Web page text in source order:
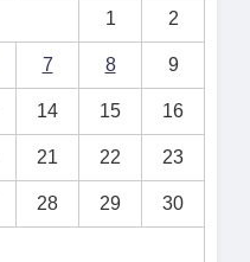
1 2
7 8 9
14 15 16
21 22 23
28 29 30